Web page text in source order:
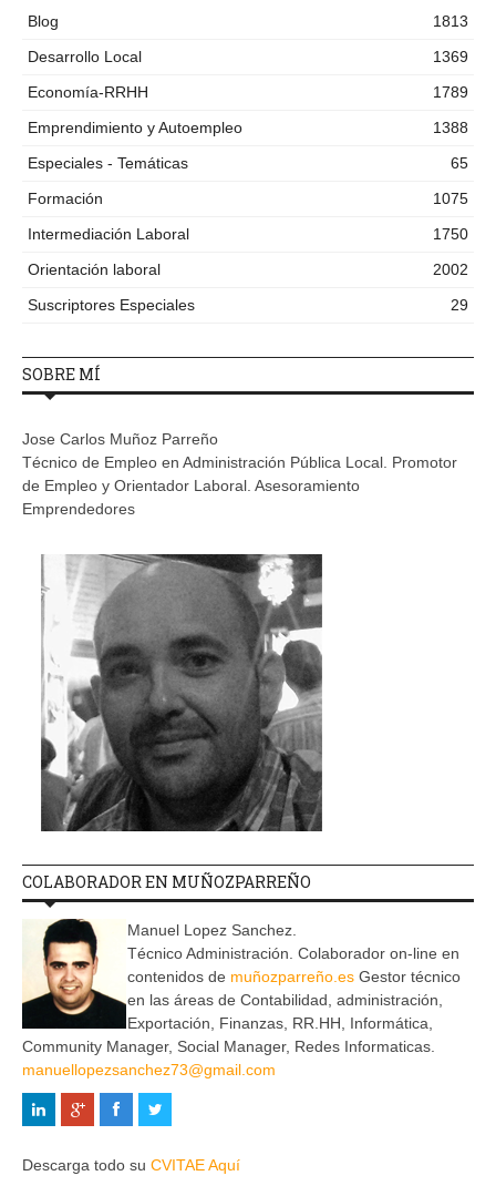
Blog
1813
Desarrollo Local
1369
Economía-RRHH
1789
Emprendimiento y Autoempleo
1388
Especiales - Temáticas
65
Formación
1075
Intermediación Laboral
1750
Orientación laboral
2002
Suscriptores Especiales
29
SOBRE MÍ
Jose Carlos Muñoz Parreño
Técnico de Empleo en Administración Pública Local. Promotor
de Empleo y Orientador Laboral. Asesoramiento
Emprendedores
COLABORADOR EN MUÑOZPARREÑO
Manuel Lopez Sanchez.
Técnico Administración. Colaborador on-line en
contenidos de muñozparreño.es Gestor técnico
en las áreas de Contabilidad, administración,
Exportación, Finanzas, RR.HH, Informática,
Community Manager, Social Manager, Redes Informaticas.
manuellopezsanchez73@gmail.com
Descarga todo su CVITAE Aquí